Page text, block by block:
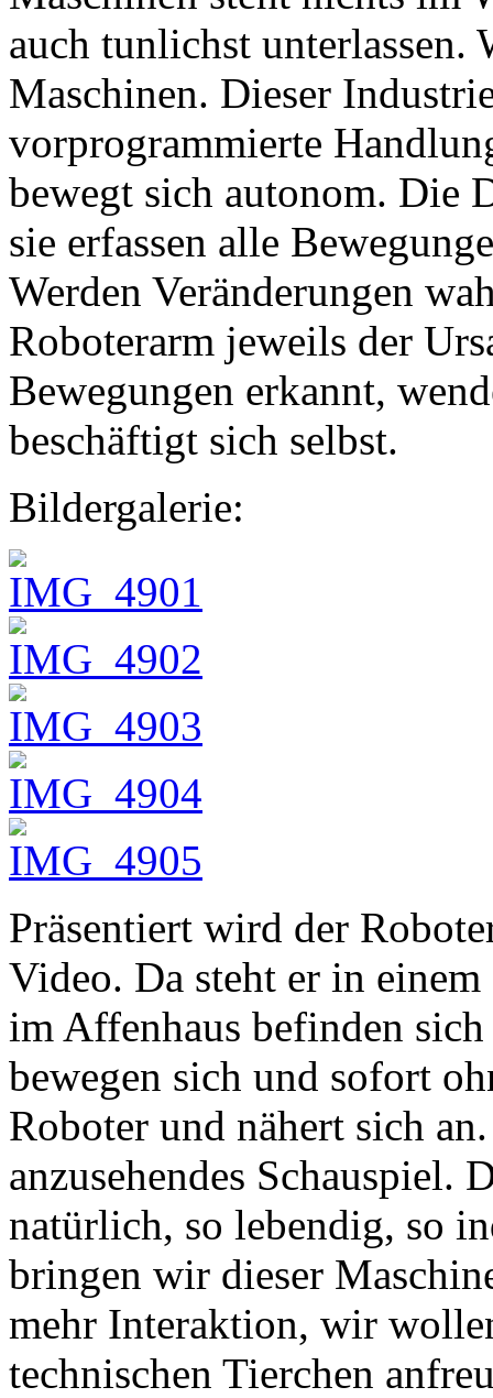
auch tunlichst unterlassen.
Maschinen. Dieser
vorprogrammierte
bewegt sich autonom. Die
sie erfassen alle
Werden Veränderungen
Roboterarm jeweils der
Bewegungen erkannt,
beschäftigt sich selbst.
Bildergalerie:
Präsentiert wird der
Video. Da steht er in
im Affenhaus befinden
bewegen sich und sofort
Roboter und nähert sich
anzusehendes Schauspiel.
natürlich, so lebendig, so
bringen wir dieser
mehr Interaktion, wir
technischen Tierchen